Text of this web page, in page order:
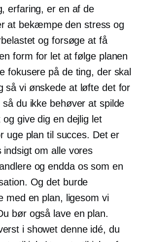
erfaring, er en af ​​de
at bekæmpe den stress og
og forsøge at få
form for let at følge planen
fokusere på de ting, der skal
så vi ønskede at løfte det for
du ikke behøver at spilde
give dig en dejlig let
uge plan til succes. Det er
indsigt om alle vores
og endda os som en
Og det burde
med en plan, ligesom vi
bør også lave en plan.
i showet denne idé, du